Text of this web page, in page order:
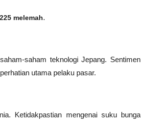
melemah.
saham teknologi Jepang. Sentimen
utama pelaku pasar.
Ketidakpastian mengenai suku bunga